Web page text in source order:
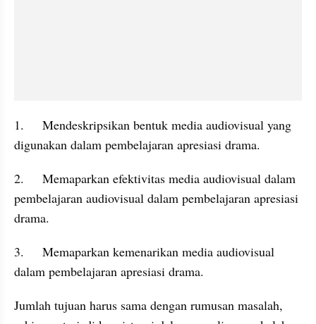
1.	Mendeskripsikan bentuk media audiovisual yang
digunakan dalam pembelajaran apresiasi drama.
2.	Memaparkan efektivitas media audiovisual dalam
pembelajaran audiovisual dalam pembelajaran apresiasi
drama.
3.	Memaparkan kemenarikan media audiovisual
dalam pembelajaran apresiasi drama.
Jumlah tujuan harus sama dengan rumusan masalah,